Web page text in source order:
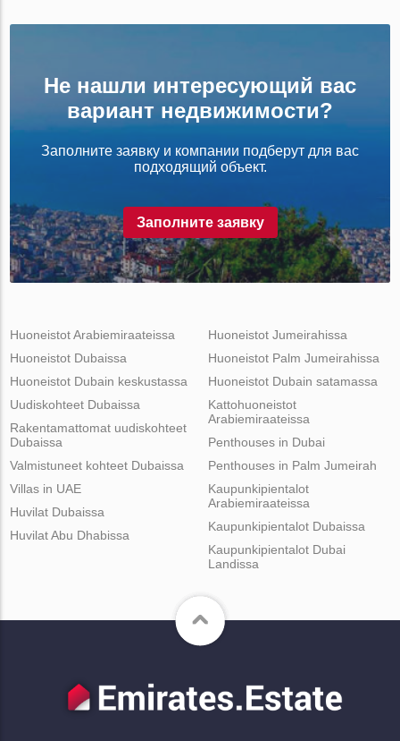
Не нашли интересующий вас
вариант недвижимости?
Заполните заявку и компании подберут для вас
подходящий объект.
Заполните заявку
Huoneistot Arabiemiraateissa
Huoneistot Dubaissa
Huoneistot Dubain keskustassa
Huoneistot Jumeirahissa
Huoneistot Palm Jumeirahissa
Huoneistot Dubain satamassa
Uudiskohteet Dubaissa
Rakentamattomat uudiskohteet
Dubaissa
Valmistuneet kohteet Dubaissa
Kattohuoneistot
Arabiemiraateissa
Penthouses in Dubai
Penthouses in Palm Jumeirah
Villas in UAE
Huvilat Dubaissa
Huvilat Abu Dhabissa
Kaupunkipientalot
Arabiemiraateissa
Kaupunkipientalot Dubaissa
Kaupunkipientalot Dubai
Landissa